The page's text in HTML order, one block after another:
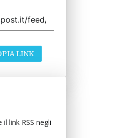
LINK
link RSS negli